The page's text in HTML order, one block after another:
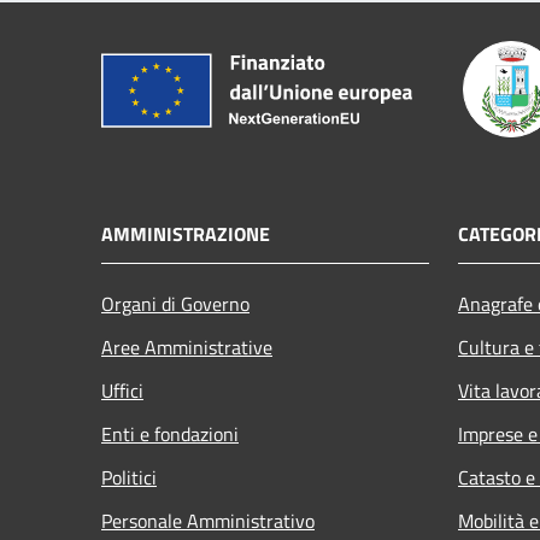
AMMINISTRAZIONE
Organi di Governo
Aree Amministrative
Uffici
Enti e fondazioni
Politici
Personale Amministrativo
Cultura
Vita
Imprese
Catasto
Mobilità